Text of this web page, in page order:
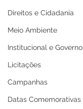
Direitos e Cidadania
Meio Ambiente
Institucional e Governo
Licitações
Campanhas
Datas Comemorativas